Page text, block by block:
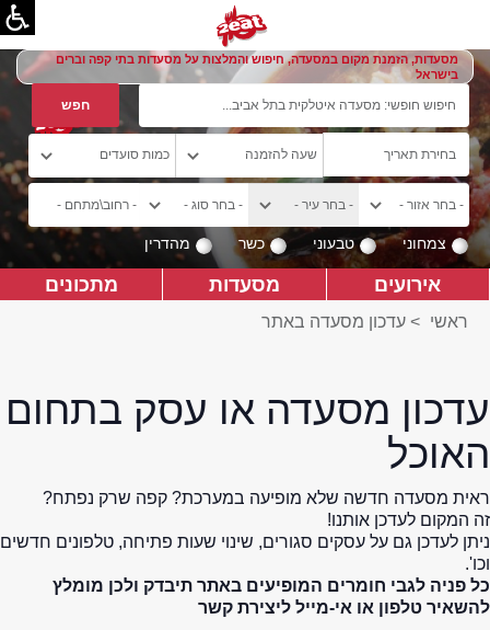
מסעדות, הזמנת מקום במסעדה, חיפוש והמלצות על מסעדות בתי קפה וברים
בישראל
צמחוני טבעוני כשר מהדרין
אירועים מסעדות מתכונים
ראשי > עדכון מסעדה באתר
עדכון מסעדה או עסק בתחום
האוכל
ראית מסעדה חדשה שלא מופיעה במערכת? קפה שרק נפתח?
זה המקום לעדכן אותנו!
ניתן לעדכן גם על עסקים סגורים, שינוי שעות פתיחה, טלפונים חדשים
וכו'.
כל פניה לגבי חומרים המופיעים באתר תיבדק ולכן מומלץ
להשאיר טלפון או אי-מייל ליצירת קשר